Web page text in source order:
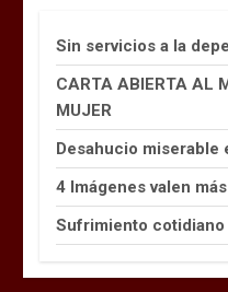
Sin servicios a la
CARTA ABIERTA AL
MUJER
Desahucio miserable
4 Imágenes valen
Sufrimiento